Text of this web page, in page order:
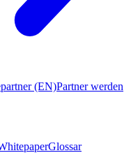
(EN)Partner werden
Glossar